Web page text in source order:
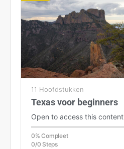
11 Hoofdstukken
Texas voor beginners
Open to access this content
0% Compleet
0/0 Steps